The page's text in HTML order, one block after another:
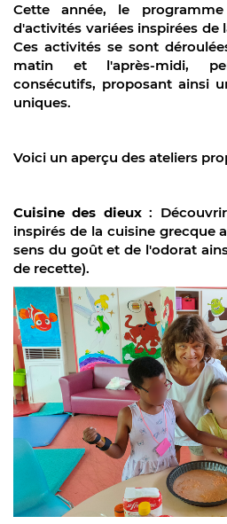
Cette année, le
d'activités variées inspirées de
Ces activités se sont
matin et l'après-midi,
consécutifs, proposant ainsi
uniques.
Voici un aperçu des ateliers
Cuisine des dieux:
inspirés de la cuisine grecque
sens du goût et de l'odorat
de recette).